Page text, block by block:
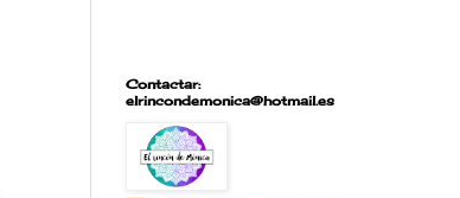
Contactar:
elrincondemonica@hotmail.es